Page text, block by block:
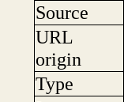
Source
URL
origin
Type